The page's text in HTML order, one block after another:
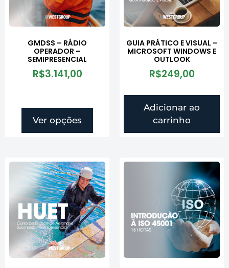
GMDSS – RÁDIO
OPERADOR –
SEMIPRESENCIAL
R$3.141,00
Ver opções
GUIA PRÁTICO E VISUAL –
MICROSOFT WINDOWS E
OUTLOOK
R$249,00
Adicionar ao
carrinho